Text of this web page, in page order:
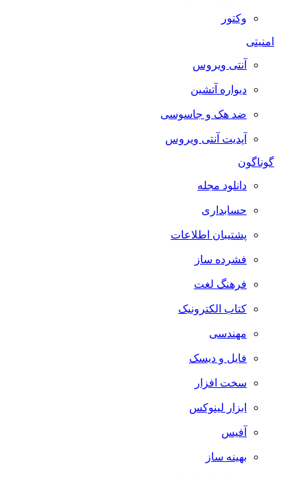
وکتور
امنیتی
آنتی ویروس
دیواره آتشین
ضد هک و جاسوسی
آپدیت آنتی ویروس
گوناگون
دانلود مجله
حسابداری
پشتیبان اطلاعات
فشرده ساز
فرهنگ لغت
کتاب الکترونیک
مهندسی
فایل و دیسک
سخت افزار
ابزار لینوکس
آفیس
بهینه ساز